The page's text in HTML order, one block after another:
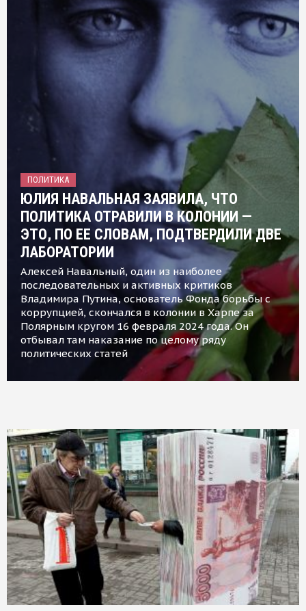
ПОЛИТИКА
ЮЛИЯ НАВАЛЬНАЯ ЗАЯВИЛА, ЧТО
ПОЛИТИКА ОТРАВИЛИ В КОЛОНИИ —
ЭТО, ПО ЕЕ СЛОВАМ, ПОДТВЕРДИЛИ ДВЕ
ЛАБОРАТОРИИ
Алексей Навальный, один из наиболее
последовательных и активных критиков
Владимира Путина, основатель Фонда борьбы с
коррупцией, скончался в колонии в Харпе за
Полярным кругом 16 февраля 2024 года. Он
отбывал там наказание по целому ряду
политических статей